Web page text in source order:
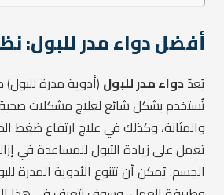
أفضل دواء مدر للبول:
يُعدّدواء مدر للبول (أدوية مدرة للبول)
تُستخدم بشكل شائع لعلاج مشكلات صحية
والمثانة، وكذلك في علاج ارتفاع ضغط
تعمل على زيادة التبول للمساعدة في
الجسم. يُمكن أن تتنوع الأدوية المدرة